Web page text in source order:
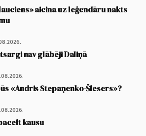
aicina uz leģendāru nakts
nav glābēji Daliņā
«Andris Stepaņenko-Šlesers»?
kausu